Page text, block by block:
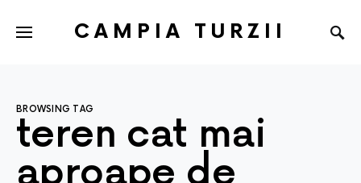
CAMPIA TURZII
BROWSING TAG
teren cat mai
aproape de